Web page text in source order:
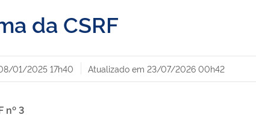
da CSRF
01/2025 17h40 Atualizado em 23/07/2026 00h42
nº 3